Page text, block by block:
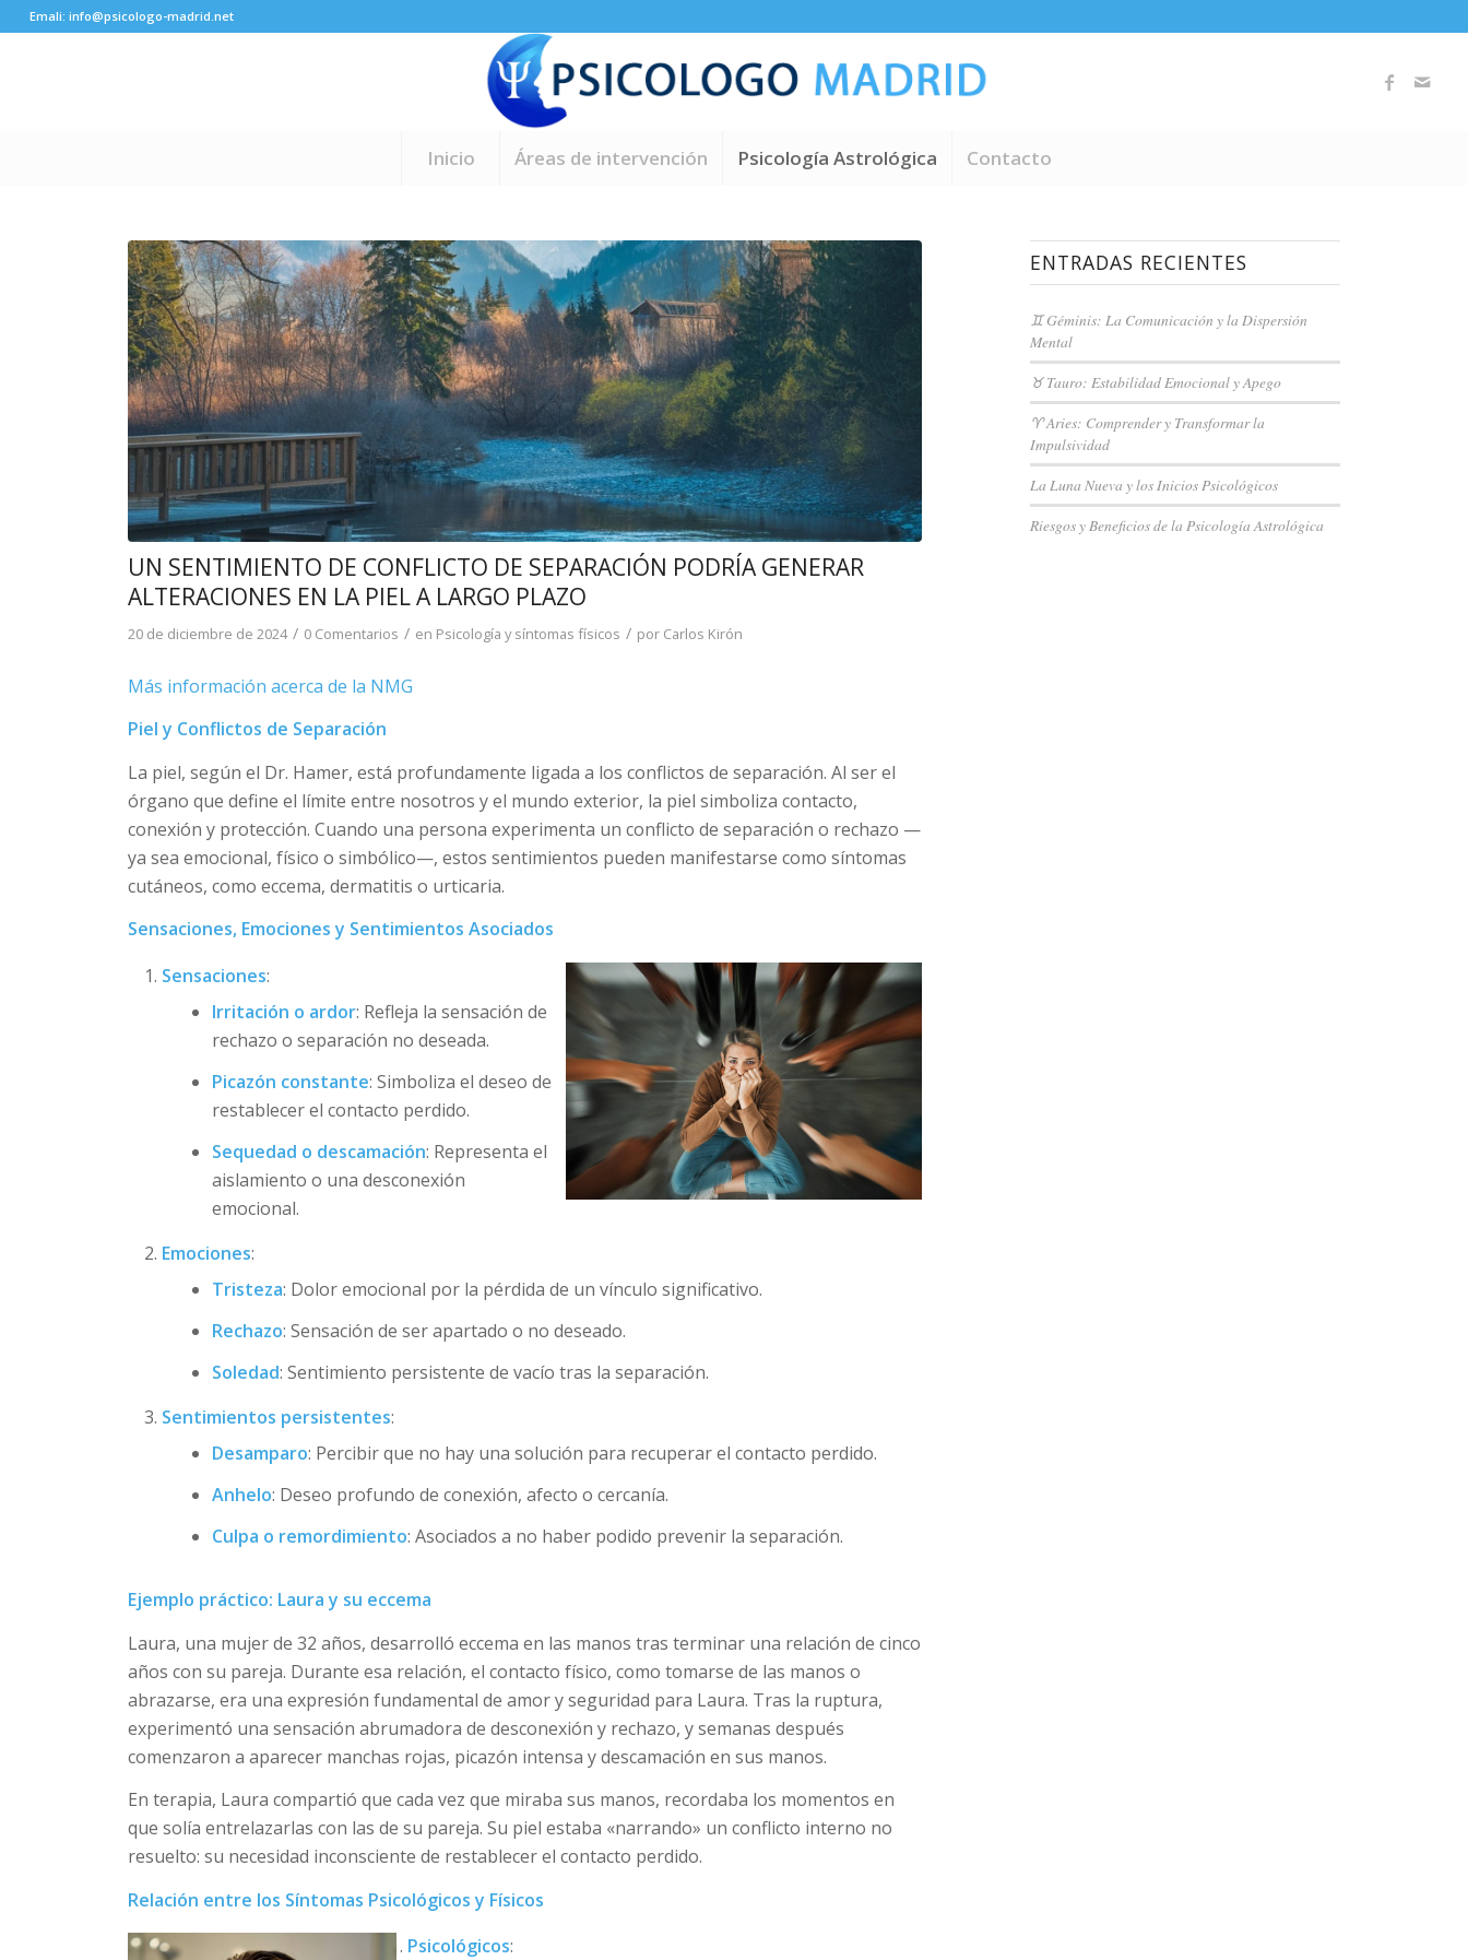
Emali: info@psicologo-madrid.net
Inicio Áreas de intervención Psicología Astrológica Contacto
UN SENTIMIENTO DE CONFLICTO DE SEPARACIÓN PODRÍA GENERAR
ALTERACIONES EN LA PIEL A LARGO PLAZO
20 de diciembre de 2024 / 0 Comentarios / en Psicología y síntomas físicos / por Carlos Kirón
Más información acerca de la NMG
Piel y Conflictos de Separación
La piel, según el Dr. Hamer, está profundamente ligada a los conflictos de separación. Al ser el
órgano que define el límite entre nosotros y el mundo exterior, la piel simboliza contacto,
conexión y protección. Cuando una persona experimenta un conflicto de separación o rechazo —
ya sea emocional, físico o simbólico—, estos sentimientos pueden manifestarse como síntomas
cutáneos, como eccema, dermatitis o urticaria.
Sensaciones, Emociones y Sentimientos Asociados
Sensaciones:
Irritación o ardor: Refleja la sensación de
rechazo o separación no deseada.
Picazón constante: Simboliza el deseo de
restablecer el contacto perdido.
Sequedad o descamación: Representa el
aislamiento o una desconexión
emocional.
Emociones:
Tristeza: Dolor emocional por la pérdida de un vínculo significativo.
Rechazo: Sensación de ser apartado o no deseado.
Soledad: Sentimiento persistente de vacío tras la separación.
Sentimientos persistentes:
Desamparo: Percibir que no hay una solución para recuperar el contacto perdido.
Anhelo: Deseo profundo de conexión, afecto o cercanía.
Culpa o remordimiento: Asociados a no haber podido prevenir la separación.
Ejemplo práctico: Laura y su eccema
Laura, una mujer de 32 años, desarrolló eccema en las manos tras terminar una relación de cinco
años con su pareja. Durante esa relación, el contacto físico, como tomarse de las manos o
abrazarse, era una expresión fundamental de amor y seguridad para Laura. Tras la ruptura,
experimentó una sensación abrumadora de desconexión y rechazo, y semanas después
comenzaron a aparecer manchas rojas, picazón intensa y descamación en sus manos.
En terapia, Laura compartió que cada vez que miraba sus manos, recordaba los momentos en
que solía entrelazarlas con las de su pareja. Su piel estaba «narrando» un conflicto interno no
resuelto: su necesidad inconsciente de restablecer el contacto perdido.
Relación entre los Síntomas Psicológicos y Físicos
Psicológicos:
ENTRADAS RECIENTES
♊ Géminis: La Comunicación y la Dispersión
Mental
♉ Tauro: Estabilidad Emocional y Apego
♈ Aries: Comprender y Transformar la
Impulsividad
La Luna Nueva y los Inicios Psicológicos
Riesgos y Beneficios de la Psicología Astrológica